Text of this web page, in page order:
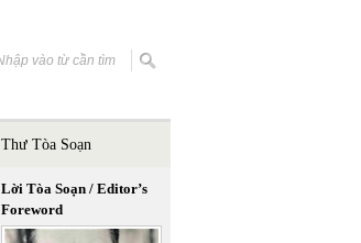
Thư Tòa Soạn
Lời Tòa Soạn / Editor’s
Foreword